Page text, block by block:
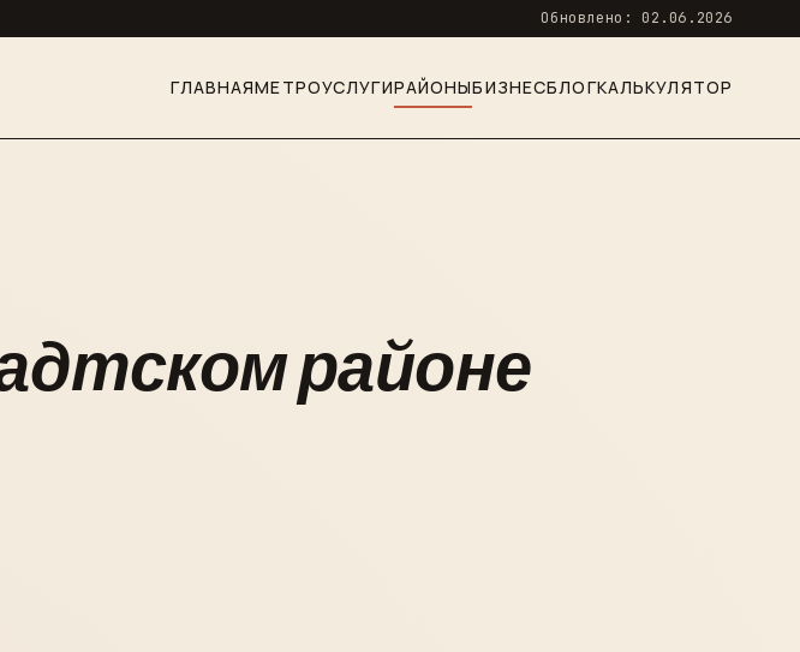
Обновлено: 02.06.2026
ГЛАВНАЯМЕТРОУСЛУГИРАЙОНЫБИЗНЕСБЛОГКАЛЬКУЛЯТОР
районе